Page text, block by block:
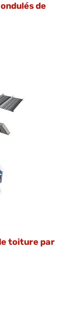
de
toiture par